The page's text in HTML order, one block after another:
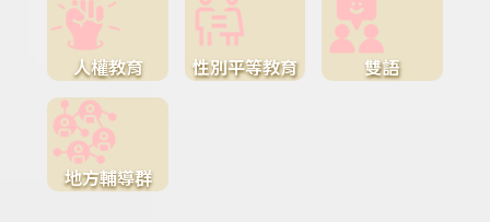
人權教育 性別平等教育 雙語
地方輔導群